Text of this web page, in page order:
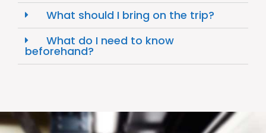
What should I bring on the trip?
What do I need to know
beforehand?